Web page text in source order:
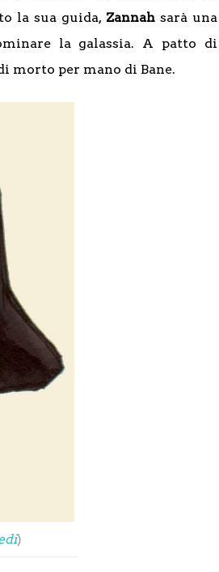
la sua guida, Zannahsarà una
la galassia. A patto di
morto per mano di Bane.
)